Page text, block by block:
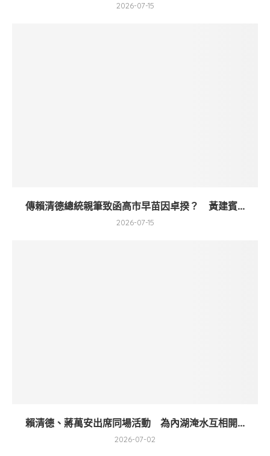
2026-07-15
傳賴清德總統親筆致函高市早苗因卓揆？ 黃建賓...
2026-07-15
賴清德、蔣萬安出席同場活動 為內湖淹水互相開...
2026-07-02